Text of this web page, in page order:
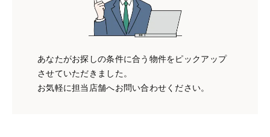
あなたがお探しの条件に合う物件をピックアップ
させていただきました。
お気軽に担当店舗へお問い合わせください。